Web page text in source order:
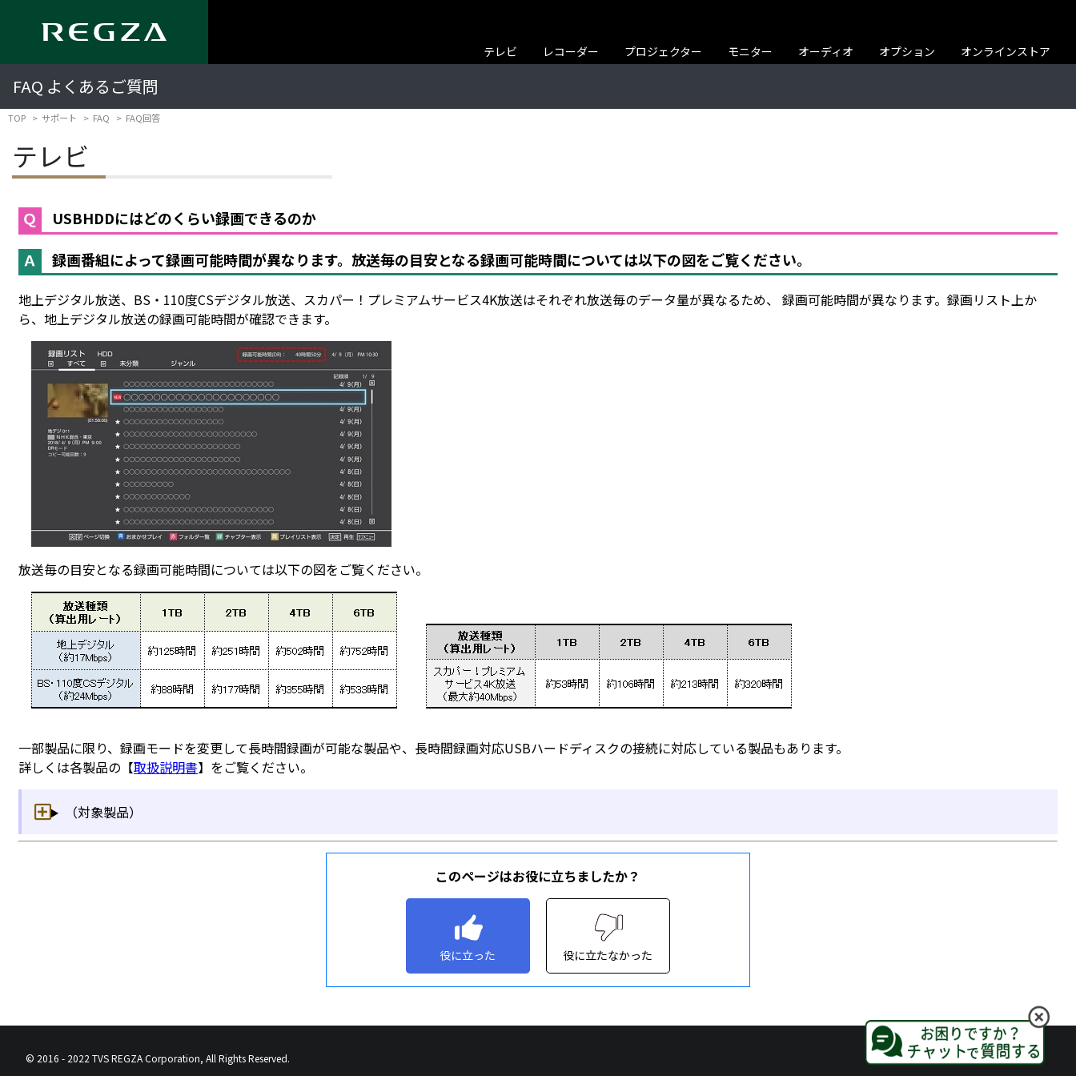
テレビ レコーダー プロジェクター モニター オーディオ オプション オンラインストア
FAQ よくあるご質問
TOP サポート FAQ FAQ回答
テレビ
このページはお役に立ちましたか？
役に立った 役に立たなかった
© 2016 - 2022 TVS REGZA Corporation, All Rights Reserved.